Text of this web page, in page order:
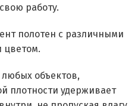
работу.
полотен с различными
цветом.
объектов,
плотности удерживает